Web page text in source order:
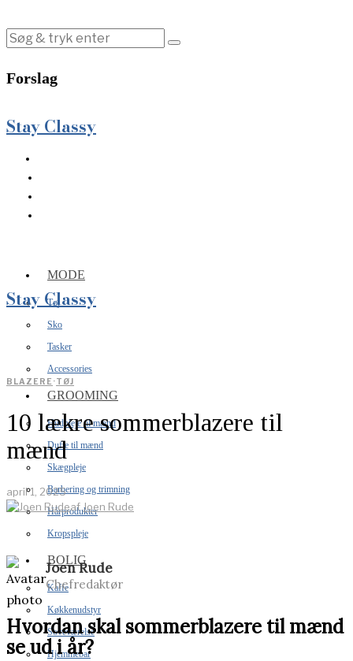
Forslag
Stay Classy
MODE
Tøj
Sko
Tasker
Accessories
GROOMING
Hudpleje til mænd
Dufte til mænd
Skægpleje
Barbering og trimning
Hårprodukter
Kropspleje
BOLIG
Kaffe
Køkkenudstyr
Soveværelse
Hjemmebar
Stay Classy
BLAZERE ·TØJ
10 lækre sommerblazere til
mænd
april 1, 2025
afJoen Rude
Joen Rude
Chefredaktør
Hvordan skal sommerblazere til mænd
se ud i år?